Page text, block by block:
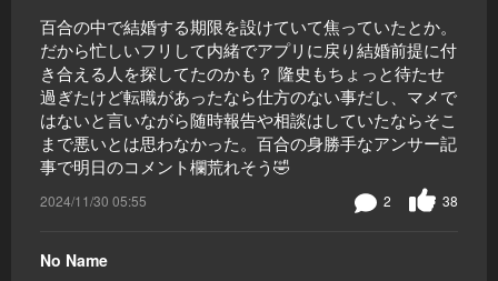
百合の中で結婚する期限を設けていて焦っていたとか。
だから忙しいフリして内緒でアプリに戻り結婚前提に付
き合える人を探してたのかも？ 隆史もちょっと待たせ
過ぎたけど転職があったなら仕方のない事だし、マメで
はないと言いながら随時報告や相談はしていたならそこ
まで悪いとは思わなかった。百合の身勝手なアンサー記
事で明日のコメント欄荒れそう🤣
2024/11/30 05:55 38
2
No Name